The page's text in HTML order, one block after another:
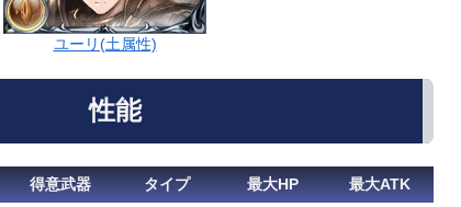
ユーリ(土属性)
性能
得意武器 タイプ 最大HP 最大ATK